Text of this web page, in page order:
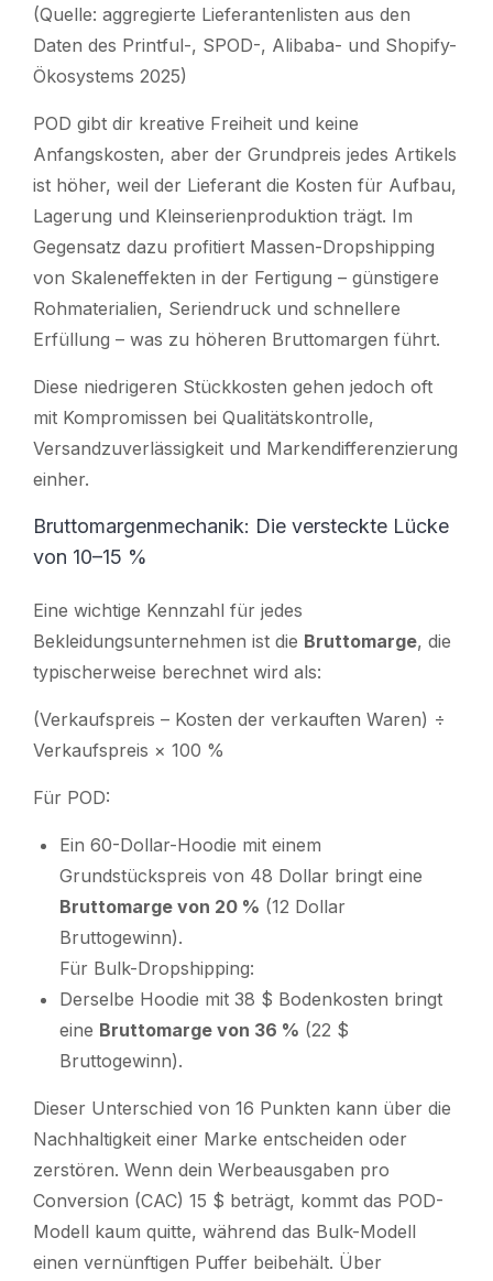
(Quelle: aggregierte Lieferantenlisten aus den
Daten des Printful-, SPOD-, Alibaba- und Shopify-
Ökosystems 2025)
POD gibt dir kreative Freiheit und keine
Anfangskosten, aber der Grundpreis jedes Artikels
ist höher, weil der Lieferant die Kosten für Aufbau,
Lagerung und Kleinserienproduktion trägt. Im
Gegensatz dazu profitiert Massen-Dropshipping
von Skaleneffekten in der Fertigung – günstigere
Rohmaterialien, Seriendruck und schnellere
Erfüllung – was zu höheren Bruttomargen führt.
Diese niedrigeren Stückkosten gehen jedoch oft
mit Kompromissen bei Qualitätskontrolle,
Versandzuverlässigkeit und Markendifferenzierung
einher.
Bruttomargenmechanik: Die versteckte Lücke
von 10–15 %
Eine wichtige Kennzahl für jedes
Bekleidungsunternehmen ist die Bruttomarge, die
typischerweise berechnet wird als:
(Verkaufspreis – Kosten der verkauften Waren) ÷
Verkaufspreis × 100 %
Für POD:
Ein 60-Dollar-Hoodie mit einem
Grundstückspreis von 48 Dollar bringt eine
Bruttomarge von 20 % (12 Dollar
Bruttogewinn).
Für Bulk-Dropshipping:
Derselbe Hoodie mit 38 $ Bodenkosten bringt
eine Bruttomarge von 36 % (22 $
Bruttogewinn).
Dieser Unterschied von 16 Punkten kann über die
Nachhaltigkeit einer Marke entscheiden oder
zerstören. Wenn dein Werbeausgaben pro
Conversion (CAC) 15 $ beträgt, kommt das POD-
Modell kaum quitte, während das Bulk-Modell
einen vernünftigen Puffer beibehält. Über